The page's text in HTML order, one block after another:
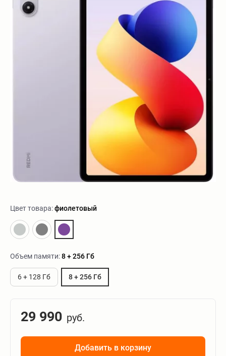
Цвет товара:фиолетовый
Объем памяти:8 + 256 Гб
6 + 128 Гб 8 + 256 Гб
29 990 руб.
Добавить в корзину